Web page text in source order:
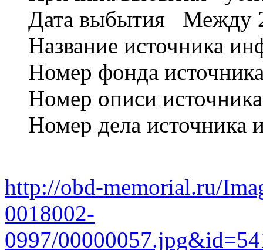
Дата выбытия Между
Название источника
Номер фонда
Номер описи
Номер дела
http://obd-memorial.ru/
0018002-
0997/